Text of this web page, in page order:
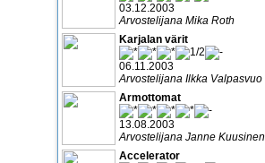
03.12.2003
Arvostelijana Mika Roth
Karjalan värit
06.11.2003
Arvostelijana Ilkka Valpasvuo
Armottomat
13.08.2003
Arvostelijana Janne Kuusinen
Accelerator